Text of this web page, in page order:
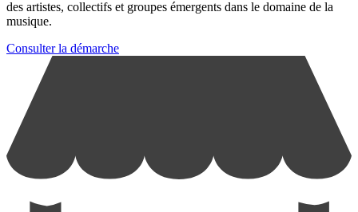
des artistes, collectifs et groupes émergents dans le domaine de la
musique.
Consulter la démarche